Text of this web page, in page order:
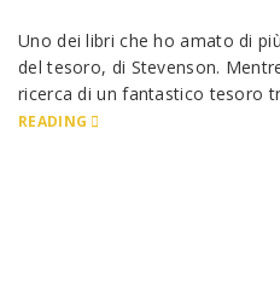
Uno dei libri che ho amato di
del tesoro, di Stevenson.
ricerca di un fantastico tesoro
READING